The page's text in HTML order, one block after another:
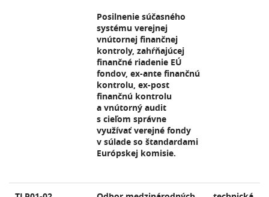
Posilnenie súčasného
systému verejnej
vnútornej finančnej
kontroly, zahŕňajúcej
finančné riadenie EÚ
fondov, ex-ante finančnú
kontrolu, ex-post
finančnú kontrolu
a vnútorný audit
s cieľom správne
využívať verejné fondy
v súlade so štandardami
Európskej komisie.